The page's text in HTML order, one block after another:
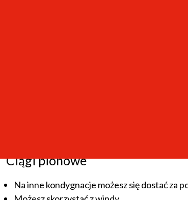
Przed budynkiem wyznaczono miejsce
Do budynku prowadzą dwa wejścia, przez
Ciągi pionowe
Na inne kondygnacje możesz się dostać za